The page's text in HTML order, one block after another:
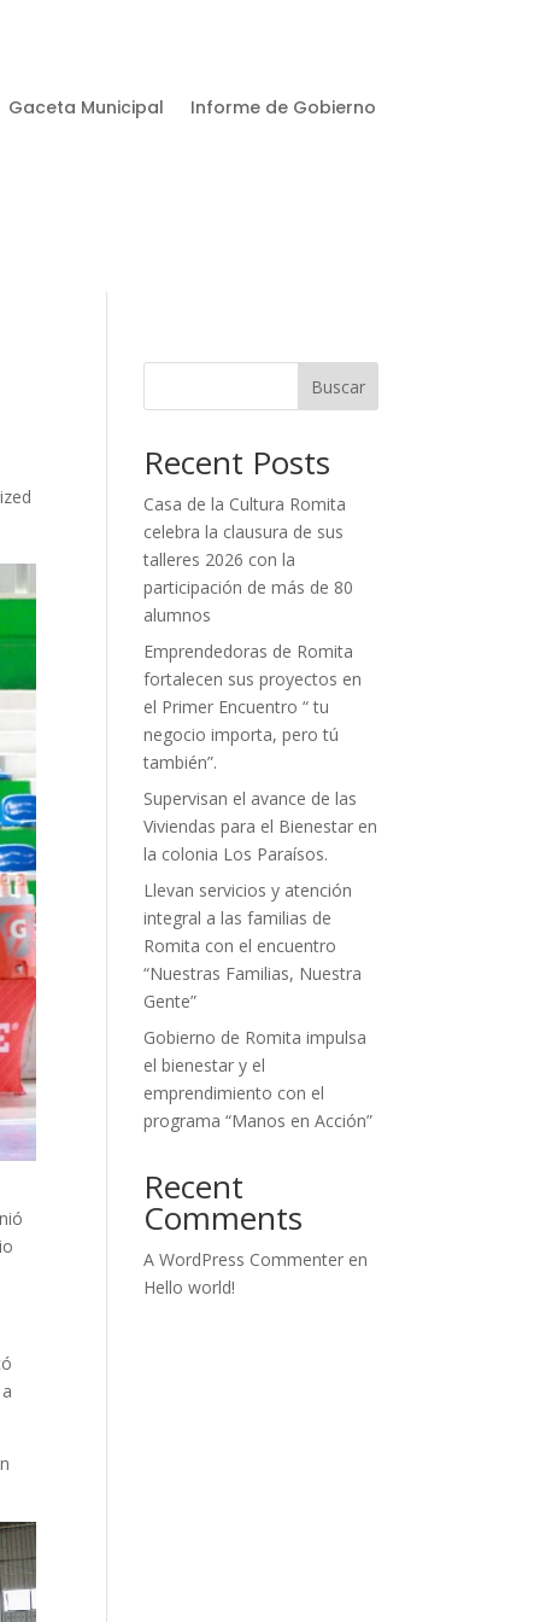
Gaceta Municipal Informe de Gobierno
Buscar
Recent Posts
Casa de la Cultura Romita
celebra la clausura de sus
talleres 2026 con la
participación de más de 80
alumnos
Emprendedoras de Romita
fortalecen sus proyectos en
el Primer Encuentro “ tu
negocio importa, pero tú
también”.
Supervisan el avance de las
Viviendas para el Bienestar en
la colonia Los Paraísos.
Llevan servicios y atención
integral a las familias de
Romita con el encuentro
“Nuestras Familias, Nuestra
Gente”
Gobierno de Romita impulsa
el bienestar y el
emprendimiento con el
programa “Manos en Acción”
Recent
Comments
A WordPress Commenter en
Hello world!